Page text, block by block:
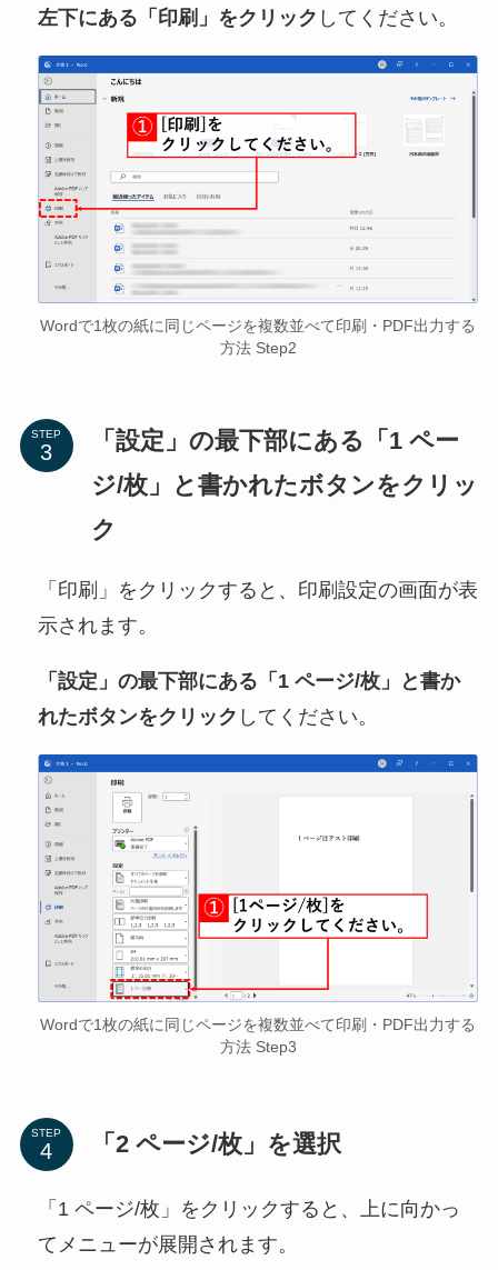
左下にある「印刷」をクリック してください。
Wordで1枚の紙に同じページを複数並べて印刷・PDF出力する
方法 Step2
STEP
「設定」の最下部にある「1 ペー
ジ/枚」と書かれたボタンをクリッ
ク
「印刷」をクリックすると、印刷設定の画面が表
示されます。
「設定」の最下部にある「1 ページ/枚」と書か
れたボタンをクリック してください。
Wordで1枚の紙に同じページを複数並べて印刷・PDF出力する
方法 Step3
STEP 「2 ページ/枚」を選択
「1 ページ/枚」をクリックすると、上に向かっ
てメニューが展開されます。